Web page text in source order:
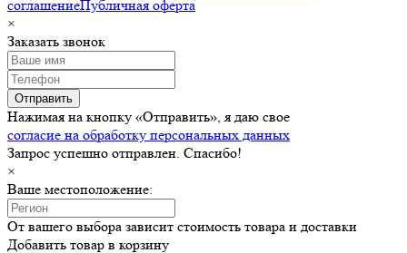
соглашениеПубличная оферта
×
Заказать звонок
Отправить
Нажимая на кнопку «Отправить», я даю свое
согласие на обработку персональных данных
Запрос успешно отправлен. Спасибо!
×
Ваше местоположение:
От вашего выбора зависит стоимость товара и доставки
Добавить товар в корзину